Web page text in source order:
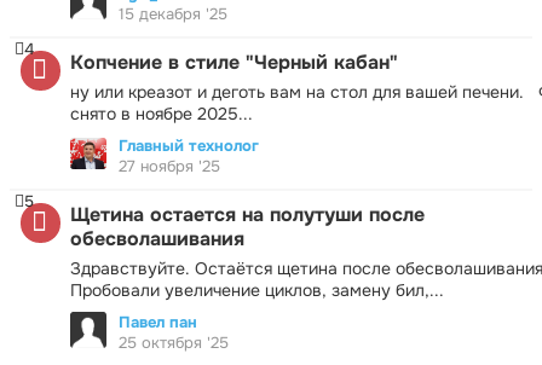
15 декабря '25
Копчение в стиле "Черный кабан"
ну или креазот и деготь вам на стол для вашей печени.
снято в ноябре 2025...
4
Главный технолог
27 ноября '25
Щетина остается на полутуши после
обесволашивания
Здравствуйте. Остаётся щетина после
Пробовали увеличение циклов, замену бил,...
5
Павел пан
25 октября '25